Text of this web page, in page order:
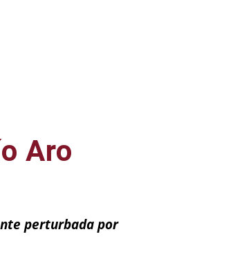
Aro
perturbada por